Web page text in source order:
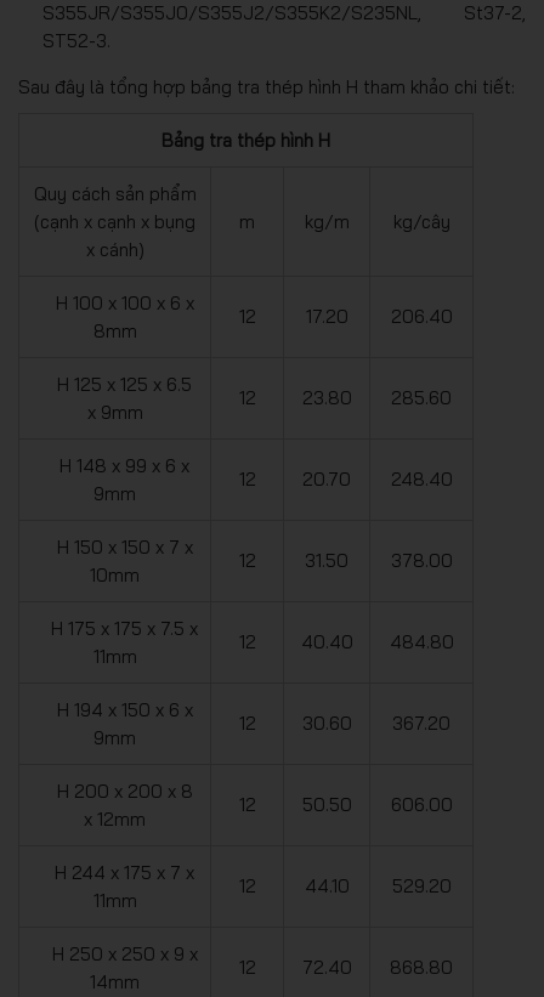
S355JR/S355J0/S355J2/S355K2/S235NL, St37-2,
ST52-3.
Sau đây là tổng hợp bảng tra thép hình H tham khảo chi tiết:
Bảng tra thép hình H
Quy cách sản phẩm
(cạnh x cạnh x bụng
x cánh)
m kg/m kg/cây
H 100 x 100 x 6 x
8mm
12 17.20 206.40
H 125 x 125 x 6.5
x 9mm
12 23.80 285.60
H 148 x 99 x 6 x
9mm
12 20.70 248.40
H 150 x 150 x 7 x
10mm
12 31.50 378.00
H 175 x 175 x 7.5 x
11mm
12 40.40 484.80
H 194 x 150 x 6 x
9mm
12 30.60 367.20
H 200 x 200 x 8
x 12mm
12 50.50 606.00
H 244 x 175 x 7 x
11mm
12 44.10 529.20
H 250 x 250 x 9 x
14mm
12 72.40 868.80